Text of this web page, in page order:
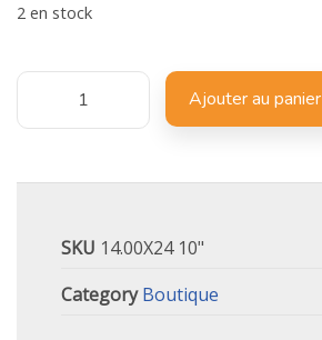
2 en stock
Ajouter au panier
SKU 14.00X24 10"
Category Boutique